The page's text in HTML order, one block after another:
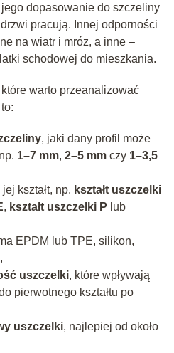
jego dopasowanie do szczeliny
pracują. Innej odporności
na wiatr i mróz, a inne –
schodowej do mieszkania.
warto przeanalizować
, jaki dany profil może
1–7 mm, 2–5 mmczy 1–3,5
kształt, np. kształt uszczelki
, kształt uszczelki P lub
EPDM lub TPE, silikon,
uszczelki, które wpływają
pierwotnego kształtu po
uszczelki, najlepiej od około